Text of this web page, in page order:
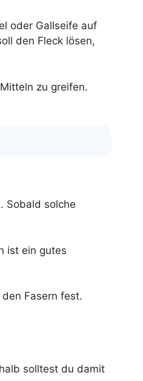
oder Gallseife auf
den Fleck lösen,
zu greifen.
Sobald solche
ist ein gutes
Fasern fest.
solltest du damit